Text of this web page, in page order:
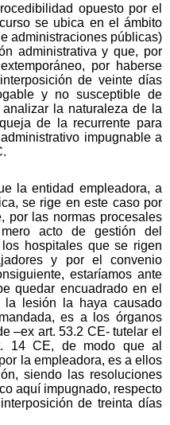
opuesto por el
se ubica en el ámbito
administraciones públicas)
administrativa y que, por
por haberse
de veinte días
y no susceptible de
la naturaleza de la
de la recurrente para
impugnable a
la entidad empleadora, a
se rige en este caso por
por las normas procesales
acto de gestión del
hospitales que se rigen
y por el convenio
estaríamos ante
quedar encuadrado en el
la lesión la haya causado
es a los órganos
–ex art. 53.2 CE- tutelar el
14 CE, de modo que al
la empleadora, es a ellos
siendo las resoluciones
aquí impugnado, respecto
de treinta días